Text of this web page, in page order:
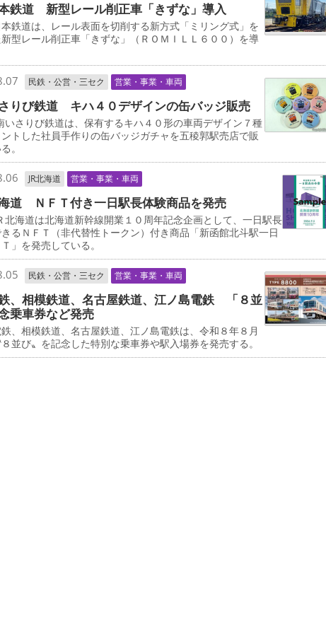
鉄道 新型レール削正車「きずな」導入
鉄道は、レール表面を切削する新方式「ミリング式」を
型レール削正車「きずな」（ＲＯＭＩＬＬ６００）を導
民鉄・公営・三セク 営業・事業・車両
りび鉄道 キハ４０デザインの缶バッジ販売
さりび鉄道は、保有するキハ４０形の車両デザイン７種
トした社員手作りの缶バッジガチャを五稜郭駅売店で販
。
JR北海道 営業・事業・車両
道 ＮＦＴ付き一日駅長体験商品を発売
海道は北海道新幹線開業１０周年記念企画として、一日駅長
るＮＦＴ（非代替性トークン）付き商品「新函館北斗駅一日
」を発売している。
民鉄・公営・三セク 営業・事業・車両
、相模鉄道、名古屋鉄道、江ノ島電鉄 「８並
乗車券など発売
、相模鉄道、名古屋鉄道、江ノ島電鉄は、令和８年８月
並び〟を記念した特別な乗車券や駅入場券を発売する。